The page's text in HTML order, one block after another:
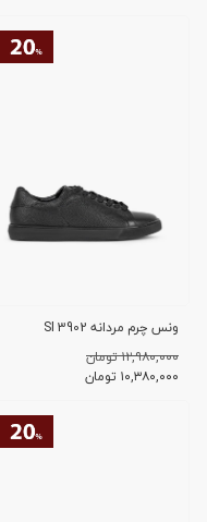
ونس چرم مردانه SI 3902
۱۲,۹۸۰,۰۰۰ تومان
۱۰,۳۸۰,۰۰۰ تومان